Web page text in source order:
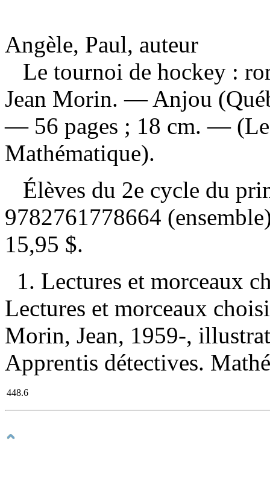
Angèle, Paul, auteur
Le tournoi de hockey :
Jean Morin. — Anjou
— 56 pages ; 18 cm. —
Mathématique).
Élèves du 2e cycle du
9782761778664
15,95 $.
1. Lectures et morceaux
Lectures et morceaux
Morin, Jean, 1959-,
Apprentis détectives.
448.6